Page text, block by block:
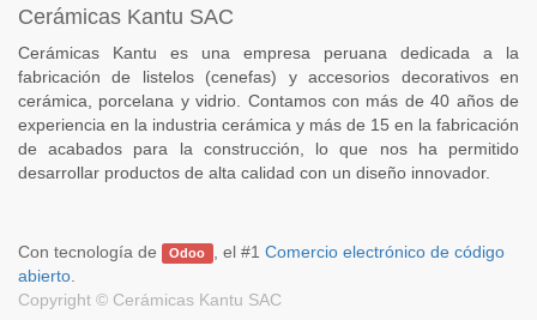
Cerámicas Kantu SAC
Cerámicas Kantu es una empresa peruana dedicada a la
fabricación de listelos (cenefas) y accesorios decorativos en
cerámica, porcelana y vidrio. Contamos con más de 40 años de
experiencia en la industria cerámica y más de 15 en la fabricación
de acabados para la construcción, lo que nos ha permitido
desarrollar productos de alta calidad con un diseño innovador.
Con tecnología de Odoo , el #1 Comercio electrónico de código
abierto
Copyright © Cerámicas Kantu SAC